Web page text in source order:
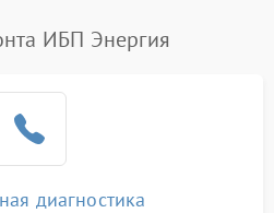
ИБП Энергия
диагностика